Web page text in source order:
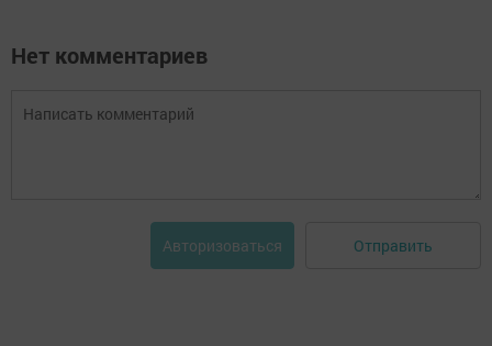
Нет комментариев
Авторизоваться Отправить